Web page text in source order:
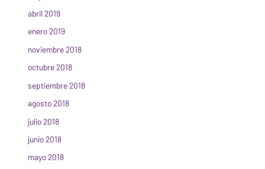
abril 2019
enero 2019
noviembre 2018
octubre 2018
septiembre 2018
agosto 2018
julio 2018
junio 2018
mayo 2018